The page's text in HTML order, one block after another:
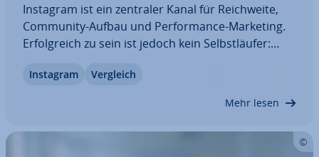
Instagram ist ein zentraler Kanal für Reich­wei­te,
Community-Aufbau und Per­for­mance-Marketing.
Er­folg­reich zu sein ist jedoch kein Selbst­läu­fer:
Content-Pro­duk­ti­on, Bei­trags­pla­nung und Or­ga­ni­
Instagram Vergleich
Mehr lesen